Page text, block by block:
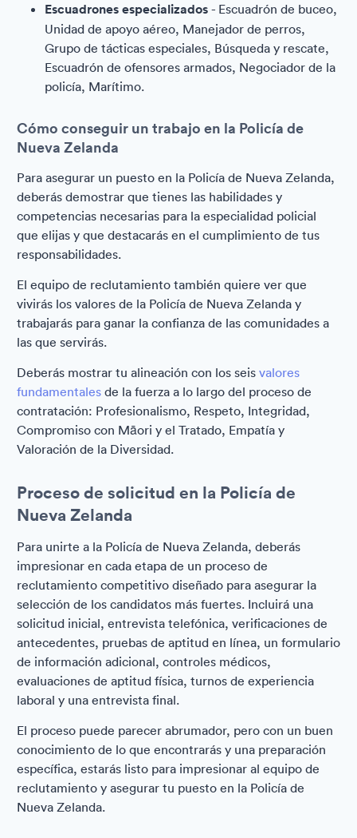
Escuadrones especializados - Escuadrón de buceo,
Unidad de apoyo aéreo, Manejador de perros,
Grupo de tácticas especiales, Búsqueda y rescate,
Escuadrón de ofensores armados, Negociador de la
policía, Marítimo.
Cómo conseguir un trabajo en la Policía de
Nueva Zelanda
Para asegurar un puesto en la Policía de Nueva Zelanda,
deberás demostrar que tienes las habilidades y
competencias necesarias para la especialidad policial
que elijas y que destacarás en el cumplimiento de tus
responsabilidades.
El equipo de reclutamiento también quiere ver que
vivirás los valores de la Policía de Nueva Zelanda y
trabajarás para ganar la confianza de las comunidades a
las que servirás.
Deberás mostrar tu alineación con los seis valores
fundamentales de la fuerza a lo largo del proceso de
contratación: Profesionalismo, Respeto, Integridad,
Compromiso con Māori y el Tratado, Empatía y
Valoración de la Diversidad.
Proceso de solicitud en la Policía de
Nueva Zelanda
Para unirte a la Policía de Nueva Zelanda, deberás
impresionar en cada etapa de un proceso de
reclutamiento competitivo diseñado para asegurar la
selección de los candidatos más fuertes. Incluirá una
solicitud inicial, entrevista telefónica, verificaciones de
antecedentes, pruebas de aptitud en línea, un formulario
de información adicional, controles médicos,
evaluaciones de aptitud física, turnos de experiencia
laboral y una entrevista final.
El proceso puede parecer abrumador, pero con un buen
conocimiento de lo que encontrarás y una preparación
específica, estarás listo para impresionar al equipo de
reclutamiento y asegurar tu puesto en la Policía de
Nueva Zelanda.